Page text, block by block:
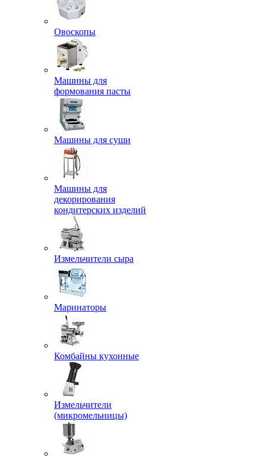
Овоскопы
Машины для
формования пасты
Машины для суши
Машины для
декорирования
кондитерских изделий
Измельчители сыра
Маринаторы
Комбайны кухонные
Измельчители
(микромельницы)